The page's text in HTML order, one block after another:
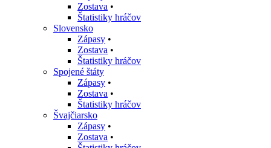
Zostava •
Štatistiky hráčov
Slovensko
Zápasy •
Zostava •
Štatistiky hráčov
Spojené štáty
Zápasy •
Zostava •
Štatistiky hráčov
Švajčiarsko
Zápasy •
Zostava •